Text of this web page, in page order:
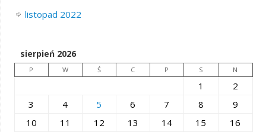
listopad 2022
sierpień 2026
P W Ś C P S N
1
2
3
4 5 6 7 8
9
10
11 12 13 14 15
16